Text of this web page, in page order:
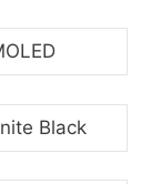
Black